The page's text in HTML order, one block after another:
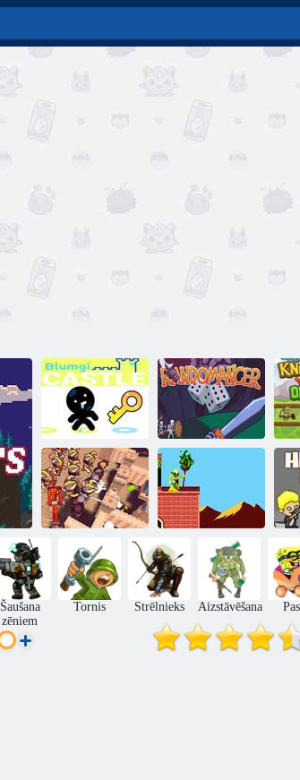
Blumgu pils Randomancers
Episks armijas
aizsardzības
pieaugošais karš
Kaulu rītausma
Šaušana
zēniem
Tornis Strēlnieks Aizstāvēšana